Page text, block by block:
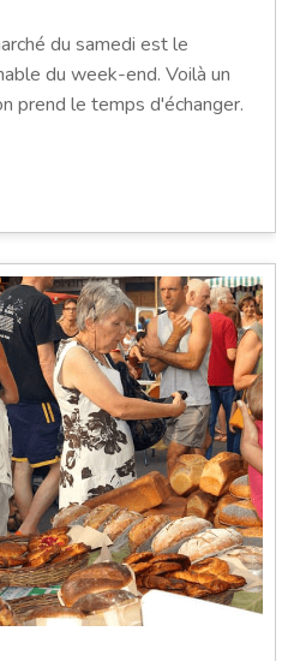
du samedi est le
du week-end. Voilà un
prend le temps d'échanger.